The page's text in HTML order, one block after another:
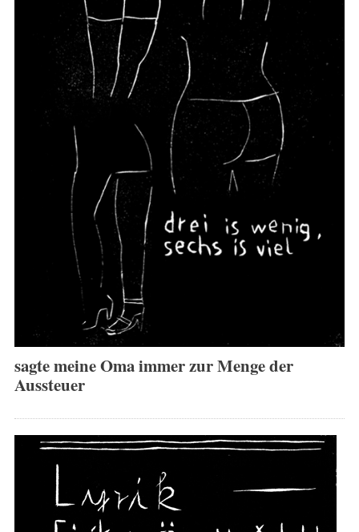
sagte meine Oma immer zur Menge der
Aussteuer